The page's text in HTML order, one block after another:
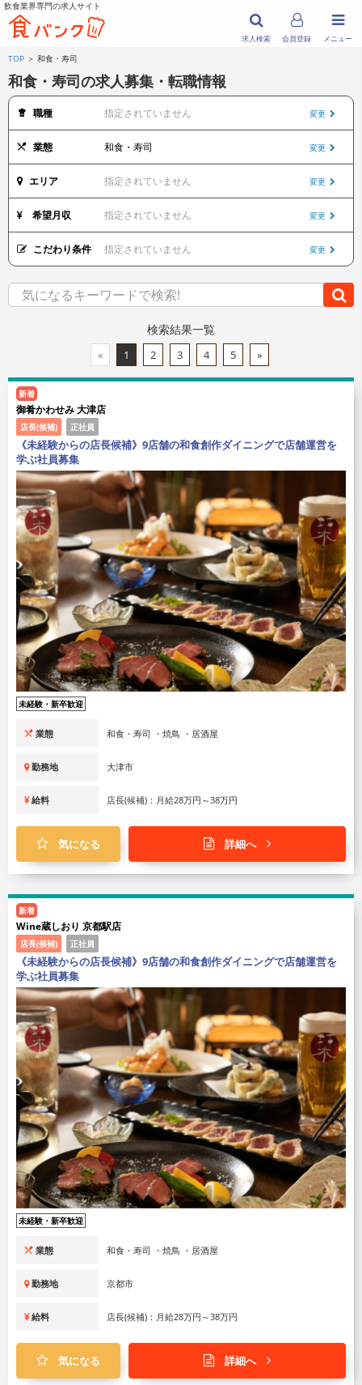
飲食業界専門の求人サイト
メニュー
求人検索 会員登録
TOP ＞ 和食・寿司
和食・寿司の求人募集・転職情報
職種 指定されていません 変更
業態 和食・寿司 変更
エリア 指定されていません 変更
希望月収 指定されていません 変更
こだわり条件 指定されていません 変更
検索結果一覧
« 1 2 3 4 5 »
新着
御肴かわせみ 大津店
店長(候補) 正社員
《未経験からの店長候補》9店舗の和食創作ダイニングで店舗運営を
学ぶ社員募集
未経験・新卒歓迎
業態 和食・寿司 ・焼鳥 ・居酒屋
勤務地 大津市
給料 店長(候補)：月給28万円～38万円
気になる 詳細へ
新着
Wine蔵しおり 京都駅店
店長(候補) 正社員
《未経験からの店長候補》9店舗の和食創作ダイニングで店舗運営を
学ぶ社員募集
未経験・新卒歓迎
業態 和食・寿司 ・焼鳥 ・居酒屋
勤務地 京都市
給料 店長(候補)：月給28万円～38万円
気になる 詳細へ